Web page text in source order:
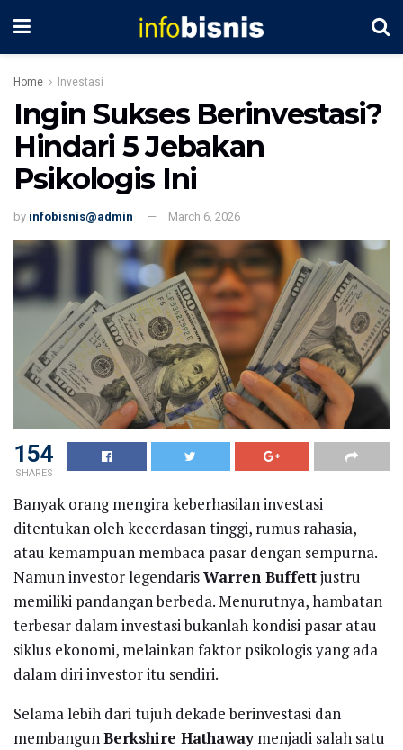
Home Investasi
Ingin Sukses Berinvestasi?
Hindari 5 Jebakan
Psikologis Ini
by infobisnis@admin March 6, 2026
154
SHARES
Banyak orang mengira keberhasilan investasi
ditentukan oleh kecerdasan tinggi, rumus rahasia,
atau kemampuan membaca pasar dengan sempurna.
Namun investor legendarisWarren Buffettjustru
memiliki pandangan berbeda. Menurutnya, hambatan
terbesar dalam investasi bukanlah kondisi pasar atau
siklus ekonomi, melainkan faktor psikologis yang ada
dalam diri investor itu sendiri.
Selama lebih dari tujuh dekade berinvestasi dan
membangunBerkshire Hathawaymenjadi salah satu